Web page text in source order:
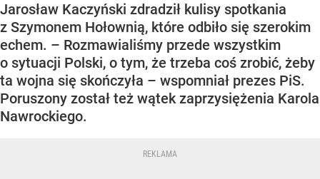
Jarosław Kaczyński zdradził kulisy spotkania
z Szymonem Hołownią, które odbiło się szerokim
echem. – Rozmawialiśmy przede wszystkim
o sytuacji Polski, o tym, że trzeba coś zrobić, żeby
ta wojna się skończyła – wspomniał prezes PiS.
Poruszony został też wątek zaprzysiężenia Karola
Nawrockiego.